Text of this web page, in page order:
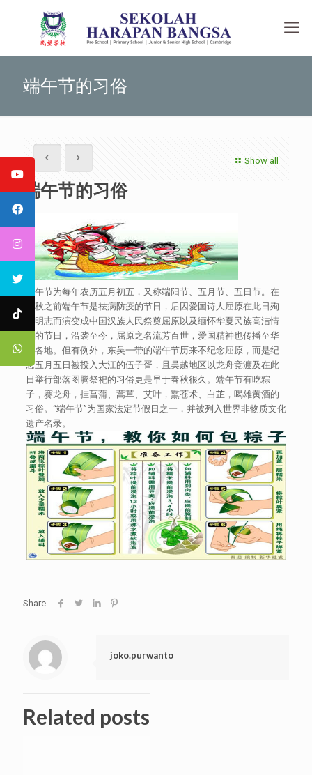
端午节的习俗
Show all
端午节的习俗
端午节为每年农历五月初五，又称端阳节、五月节、五日节。在
春秋之前端午节是祛病防疫的节日，后因爱国诗人屈原在此日殉
国明志而演变成中国汉族人民祭奠屈原以及缅怀华夏民族高洁情
怀的节日，沿袭至今，屈原之名流芳百世，爱国精神也传播至华
夏各地。但有例外，东吴一带的端午节历来不纪念屈原，而是纪
念五月五日被投入大江的伍子胥，且吴越地区以龙舟竞渡及在此
日举行部落图腾祭祀的习俗更是早于春秋很久。端午节有吃粽
子，赛龙舟，挂菖蒲、蒿草、艾叶，熏苍术、白芷，喝雄黄酒的
习俗。“端午节”为国家法定节假日之一，并被列入世界非物质文化
遗产名录。
Share
joko.purwanto
Related posts